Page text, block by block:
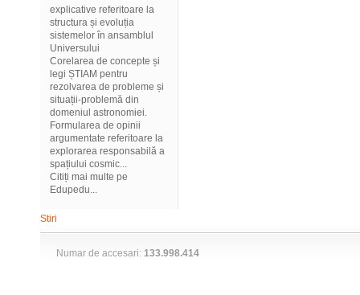
explicative referitoare la
structura și evoluția
sistemelor în ansamblul
Universului
Corelarea de concepte și
legi ȘTIAM pentru
rezolvarea de probleme și
situații-problemă din
domeniul astronomiei.
Formularea de opinii
argumentate referitoare la
explorarea responsabilă a
spațiului cosmic...
Citiți mai multe pe
Edupedu...
Stiri
Numar de accesari: 133.998.414